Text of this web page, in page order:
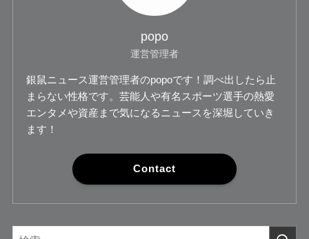
popo
運営管理者
銀鼠ニュース運営管理者のpopoです！調べ出したら止
まらない性格です。芸能人や有名スポーツ選手の熱愛
エンタメや資産まで気になるニュースを深堀していき
ます！
Contact